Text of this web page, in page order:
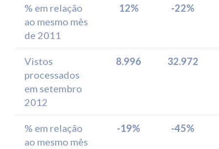
% em relação
ao mesmo mês
de 2011
12% -22%
Vistos
processados
em setembro
2012
8.996 32.972
% em relação
ao mesmo mês
-19% -45%